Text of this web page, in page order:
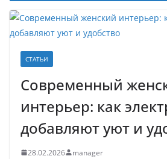
СТАТЬИ
Современный
интерьер: как
добавляют уют и
28.02.2026 manager